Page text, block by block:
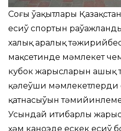
Соңғы ўақытлары
есиў спортын
халық аралық
мақсетинде мәмлекет
кубок жарысларын ашық
қәлеўши
қатнасыўын
Усындай итибарлы
ҳәм каноэде ескек есиў